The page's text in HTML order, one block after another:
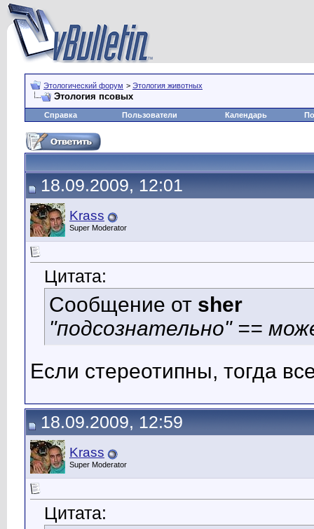
Этологический форум > Этология животных
Этология псовых
Справка Пользователи Календарь
18.09.2009, 12:01
Krass
Super Moderator
Цитата:
Сообщение от sher
"подсознательно" ==
Если стереотипны, тогда
18.09.2009, 12:59
Krass
Super Moderator
Цитата: